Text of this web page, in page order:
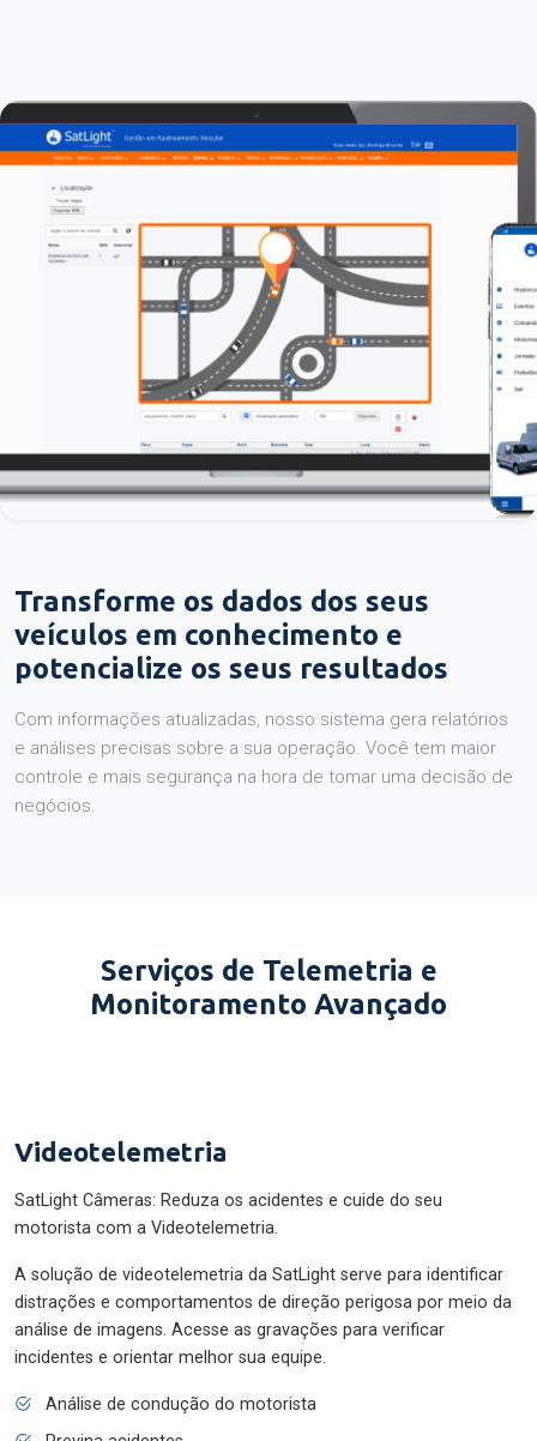
Transforme os dados dos seus
veículos em conhecimento e
potencialize os seus resultados
Com informações atualizadas, nosso sistema gera relatórios
e análises precisas sobre a sua operação. Você tem maior
controle e mais segurança na hora de tomar uma decisão de
negócios.
Serviços de Telemetria e
Monitoramento Avançado
Videotelemetria
SatLight Câmeras: Reduza os acidentes e cuide do seu
motorista com a Videotelemetria.
A solução de videotelemetria da SatLight serve para identificar
distrações e comportamentos de direção perigosa por meio da
análise de imagens. Acesse as gravações para verificar
incidentes e orientar melhor sua equipe.
Análise de condução do motorista